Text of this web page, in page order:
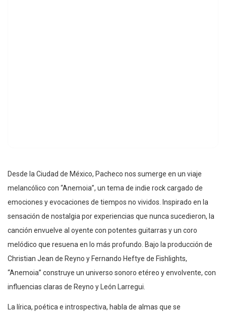
Desde la Ciudad de México, Pacheco nos sumerge en un viaje
melancólico con “Anemoia”, un tema de indie rock cargado de
emociones y evocaciones de tiempos no vividos. Inspirado en la
sensación de nostalgia por experiencias que nunca sucedieron, la
canción envuelve al oyente con potentes guitarras y un coro
melódico que resuena en lo más profundo. Bajo la producción de
Christian Jean de Reyno y Fernando Heftye de Fishlights,
“Anemoia” construye un universo sonoro etéreo y envolvente, con
influencias claras de Reyno y León Larregui.
La lírica, poética e introspectiva, habla de almas que se